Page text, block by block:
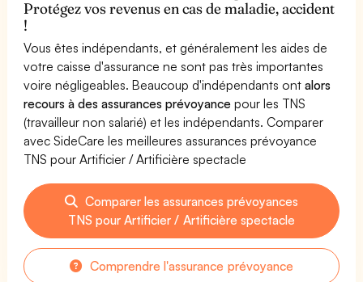
Protégez vos revenus en cas de maladie, accident
!
Vous êtes indépendants, et généralement les aides de
votre caisse d'assurance ne sont pas très importantes
voire négligeables. Beaucoup d'indépendants ontalors
recours à des assurances prévoyance pour les TNS
(travailleur non salarié) et les indépendants. Comparer
avec SideCare les meilleures assurances prévoyance
TNS pour Artificier / Artificière spectacle
Comparer les assurances prévoyances
TNS pour Artificier / Artificière spectacle
Comprendre l'assurance prévoyance